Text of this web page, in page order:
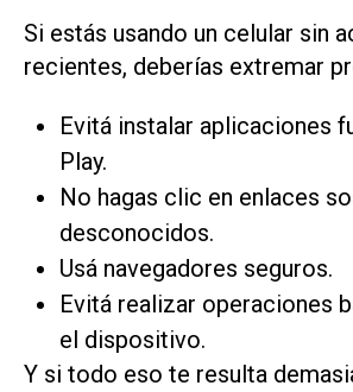
Si estás usando un celular sin
recientes, deberías extremar
Evitá instalar aplicaciones
Play.
No hagas clic en enlaces
desconocidos.
Usá navegadores seguros.
Evitá realizar operaciones
el dispositivo.
Y si todo eso te resulta